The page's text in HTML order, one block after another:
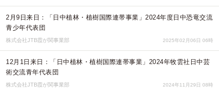
2月9日来日：「日中植林・植樹国際連帯事業」2024年度日中恐竜交流
青少年代表団
株式会社JTB霞が関事業部 2025年02月06日 06時
12月1日来日：「日中植林・植樹国際連帯事業」2024年牧雲社日中芸
術交流青年代表団
株式会社JTB霞が関事業部 2024年11月29日 08時